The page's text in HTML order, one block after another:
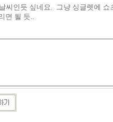
씨인듯 싶네요. 그냥 싱글렛에
될 듯..